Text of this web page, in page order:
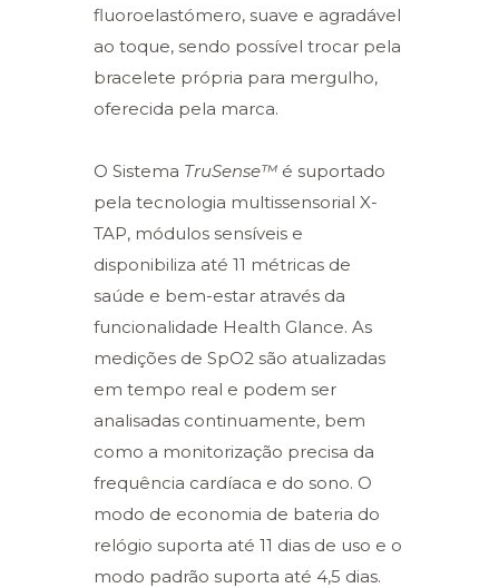
fluoroelastómero, suave e agradável
ao toque, sendo possível trocar pela
bracelete própria para mergulho,
oferecida pela marca.
O Sistema TruSense™ é suportado
pela tecnologia multissensorial X-
TAP, módulos sensíveis e
disponibiliza até 11 métricas de
saúde e bem-estar através da
funcionalidade Health Glance. As
medições de SpO2 são atualizadas
em tempo real e podem ser
analisadas continuamente, bem
como a monitorização precisa da
frequência cardíaca e do sono. O
modo de economia de bateria do
relógio suporta até 11 dias de uso e o
modo padrão suporta até 4,5 dias.